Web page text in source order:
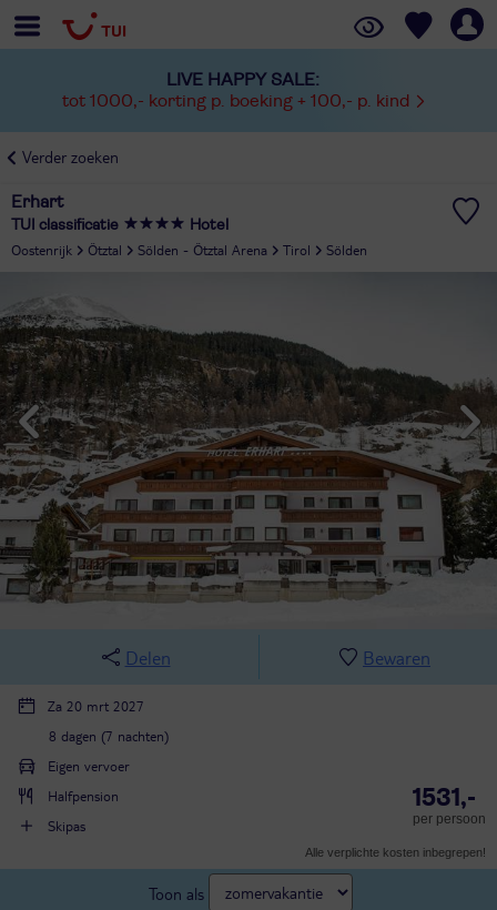
LIVE HAPPY SALE:
tot 1000,- korting p. boeking + 100,- p. kind
Verder zoeken
Erhart
TUI classificatie Hotel
Oostenrijk Ötztal Sölden - Ötztal Arena Tirol Sölden
Delen Bewaren
Za 20 mrt 2027
8 dagen (7 nachten)
Eigen vervoer
Halfpension
Skipas
1531,-
per persoon
Alle verplichte kosten inbegrepen!
Toon als